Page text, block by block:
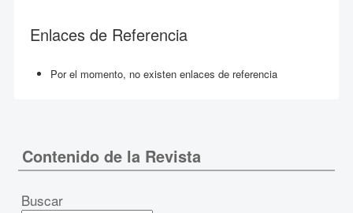
Enlaces de Referencia
Por el momento, no existen enlaces de referencia
Contenido de la Revista
Buscar